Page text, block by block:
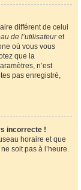
différent de celui
de l’utilisateuret
où vous vous
que la
n’est
pas enregistré,
incorrecte !
horaire et que
soit pas à l’heure.